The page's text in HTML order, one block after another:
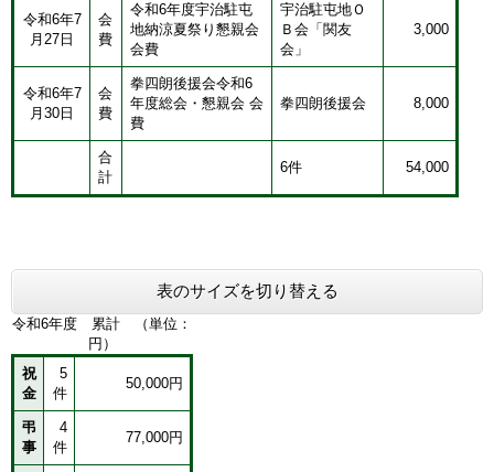
令和6年7
月27日
会
費
令和6年度宇治駐屯
地納涼夏祭り懇親会
会費
宇治駐屯地Ｏ
Ｂ会「関友
会」
3,000
令和6年7
月30日
会
費
拳四朗後援会令和6
年度総会・懇親会 会
費
拳四朗後援会 8,000
合
計
6件 54,000
表のサイズを切り替える
令和6年度 累計 （単位：
円）
祝
金
5
件
50,000円
弔
事
4
件
77,000円